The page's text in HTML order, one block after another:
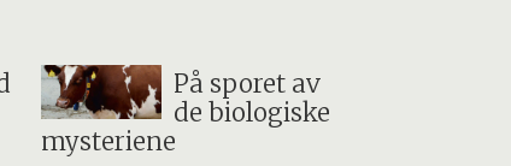
På sporet av
de biologiske
mysteriene